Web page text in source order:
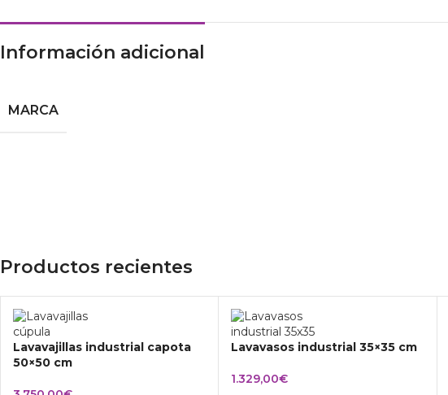
Información adicional
MARCA
Productos recientes
Lavavajillas industrial capota
50×50 cm
Lavavasos industrial 35×35 cm
1.329,00€